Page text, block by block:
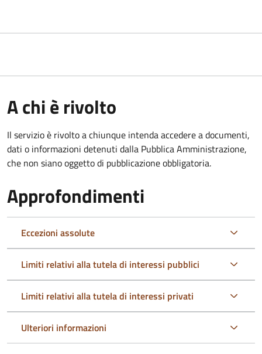
A chi è rivolto
Il servizio è rivolto a chiunque intenda accedere a documenti,
dati o informazioni detenuti dalla Pubblica Amministrazione,
che non siano oggetto di pubblicazione obbligatoria.
Approfondimenti
Eccezioni assolute
Limiti relativi alla tutela di interessi pubblici
Limiti relativi alla tutela di interessi privati
Ulteriori informazioni